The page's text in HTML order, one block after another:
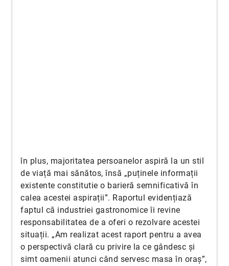
în plus, majoritatea persoanelor aspiră la un stil
de viață mai sănătos, însă „puținele informații
existente constitutie o barieră semnificativă în
calea acestei aspirații”. Raportul evidențiază
faptul că industriei gastronomice îi revine
responsabilitatea de a oferi o rezolvare acestei
situații. „Am realizat acest raport pentru a avea
o perspectivă clară cu privire la ce gândesc și
simt oamenii atunci când servesc masa în oraș”,